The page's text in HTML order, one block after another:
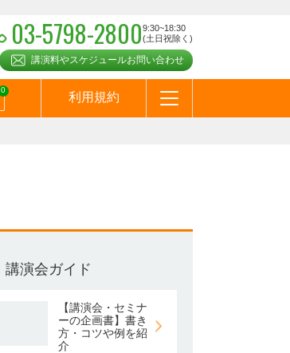
03-5798-28009:30~18:30
(土日祝除く)
講演料やスケジュールお問い合わせ
0
利用規約
講演会ガイド
【講演会・セミナ
ーの企画書】書き
方・コツや例を紹
介